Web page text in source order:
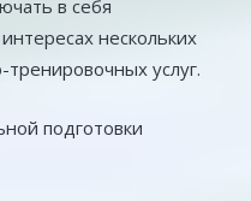
в себя
нескольких
услуг.
подготовки